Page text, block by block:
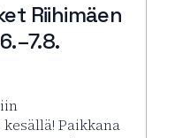
Riihimäen
Paikkana